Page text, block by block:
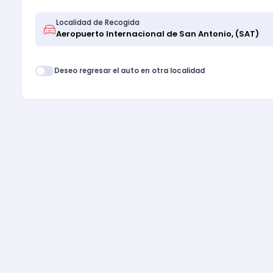
Localidad de Recogida
Deseo regresar el auto en otra localidad